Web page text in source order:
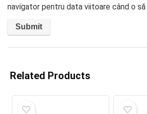
navigator pentru data viitoare când o
Related Products